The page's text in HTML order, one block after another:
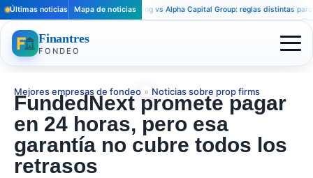
Últimas noticias Mapa de noticias
Apex Trader Funding vs Alpha Capital Group: reglas distintas para
Finantres
FONDEO
Mejores empresas de fondeo » Noticias sobre prop firms
FundedNext promete pagar
en 24 horas, pero esa
garantía no cubre todos los
retrasos